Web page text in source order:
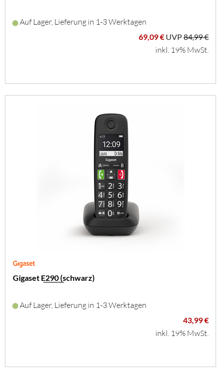
Auf Lager, Lieferung in 1-3 Werktagen
69,09 € UVP84,99 €
inkl. 19% MwSt.
Gigaset E290 (schwarz)
Auf Lager, Lieferung in 1-3 Werktagen
43,99 €
inkl. 19% MwSt.